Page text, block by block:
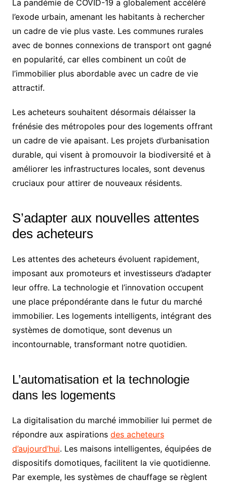
La pandémie de COVID-19 a globalement accéléré
l’exode urbain, amenant les habitants à rechercher
un cadre de vie plus vaste. Les communes rurales
avec de bonnes connexions de transport ont gagné
en popularité, car elles combinent un coût de
l’immobilier plus abordable avec un cadre de vie
attractif.
Les acheteurs souhaitent désormais délaisser la
frénésie des métropoles pour des logements offrant
un cadre de vie apaisant. Les projets d’urbanisation
durable, qui visent à promouvoir la biodiversité et à
améliorer les infrastructures locales, sont devenus
cruciaux pour attirer de nouveaux résidents.
S’adapter aux nouvelles attentes
des acheteurs
Les attentes des acheteurs évoluent rapidement,
imposant aux promoteurs et investisseurs d’adapter
leur offre. La technologie et l’innovation occupent
une place prépondérante dans le futur du marché
immobilier. Les logements intelligents, intégrant des
systèmes de domotique, sont devenus un
incontournable, transformant notre quotidien.
L’automatisation et la technologie
dans les logements
La digitalisation du marché immobilier lui permet de
répondre aux aspirations des acheteurs
d’aujourd’hui. Les maisons intelligentes, équipées de
dispositifs domotiques, facilitent la vie quotidienne.
Par exemple, les systèmes de chauffage se règlent